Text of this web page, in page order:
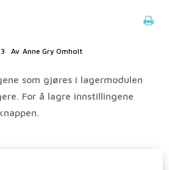
Av Anne Gry Omholt
som gjøres i lagermodulen
For å lagre innstillingene